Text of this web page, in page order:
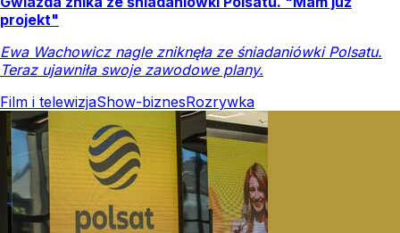
projekt"
Ewa Wachowicz nagle zniknęła ze śniadaniówki Polsatu.
Teraz ujawniła swoje zawodowe plany.
Film i telewizjaShow-biznesRozrywka